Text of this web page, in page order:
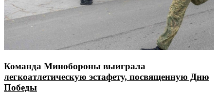
Команда Минобороны выиграла
легкоатлетическую эстафету, посвященную Дню
Победы